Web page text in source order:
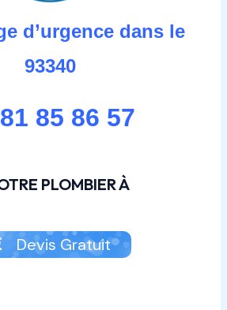
d’urgence dans le
93340
85 86 57
PLOMBIER À
Devis Gratuit